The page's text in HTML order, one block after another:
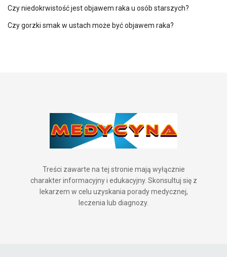
Czy niedokrwistość jest objawem raka u osób starszych?
Czy gorzki smak w ustach może być objawem raka?
Treści zawarte na tej stronie mają wyłącznie
charakter informacyjny i edukacyjny. Skonsultuj się z
lekarzem w celu uzyskania porady medycznej,
leczenia lub diagnozy.